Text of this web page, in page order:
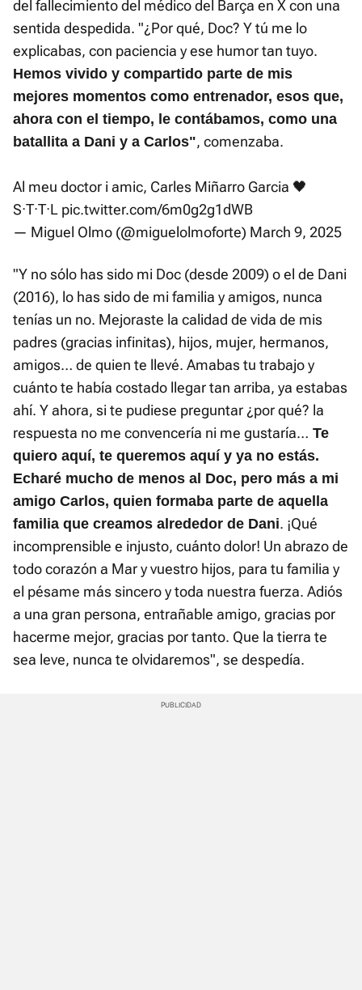
del fallecimiento del médico del Barça en X con una
sentida despedida. "¿Por qué, Doc? Y tú me lo
explicabas, con paciencia y ese humor tan tuyo.
Hemos vivido y compartido parte de mis
mejores momentos como entrenador, esos que,
ahora con el tiempo, le contábamos, como una
batallita a Dani y a Carlos", comenzaba.
Al meu doctor i amic, Carles Miñarro Garcia 🖤
S·T·T·L pic.twitter.com/6m0g2g1dWB
— Miguel Olmo (@miguelolmoforte) March 9, 2025
"Y no sólo has sido mi Doc (desde 2009) o el de Dani
(2016), lo has sido de mi familia y amigos, nunca
tenías un no. Mejoraste la calidad de vida de mis
padres (gracias infinitas), hijos, mujer, hermanos,
amigos… de quien te llevé. Amabas tu trabajo y
cuánto te había costado llegar tan arriba, ya estabas
ahí. Y ahora, si te pudiese preguntar ¿por qué? la
respuesta no me convencería ni me gustaría… Te
quiero aquí, te queremos aquí y ya no estás.
Echaré mucho de menos al Doc, pero más a mi
amigo Carlos, quien formaba parte de aquella
familia que creamos alrededor de Dani. ¡Qué
incomprensible e injusto, cuánto dolor! Un abrazo de
todo corazón a Mar y vuestro hijos, para tu familia y
el pésame más sincero y toda nuestra fuerza. Adiós
a una gran persona, entrañable amigo, gracias por
hacerme mejor, gracias por tanto. Que la tierra te
sea leve, nunca te olvidaremos", se despedía.